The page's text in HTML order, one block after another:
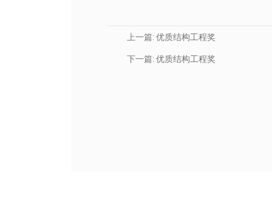
上一篇: 优质结构工程奖
下一篇: 优质结构工程奖